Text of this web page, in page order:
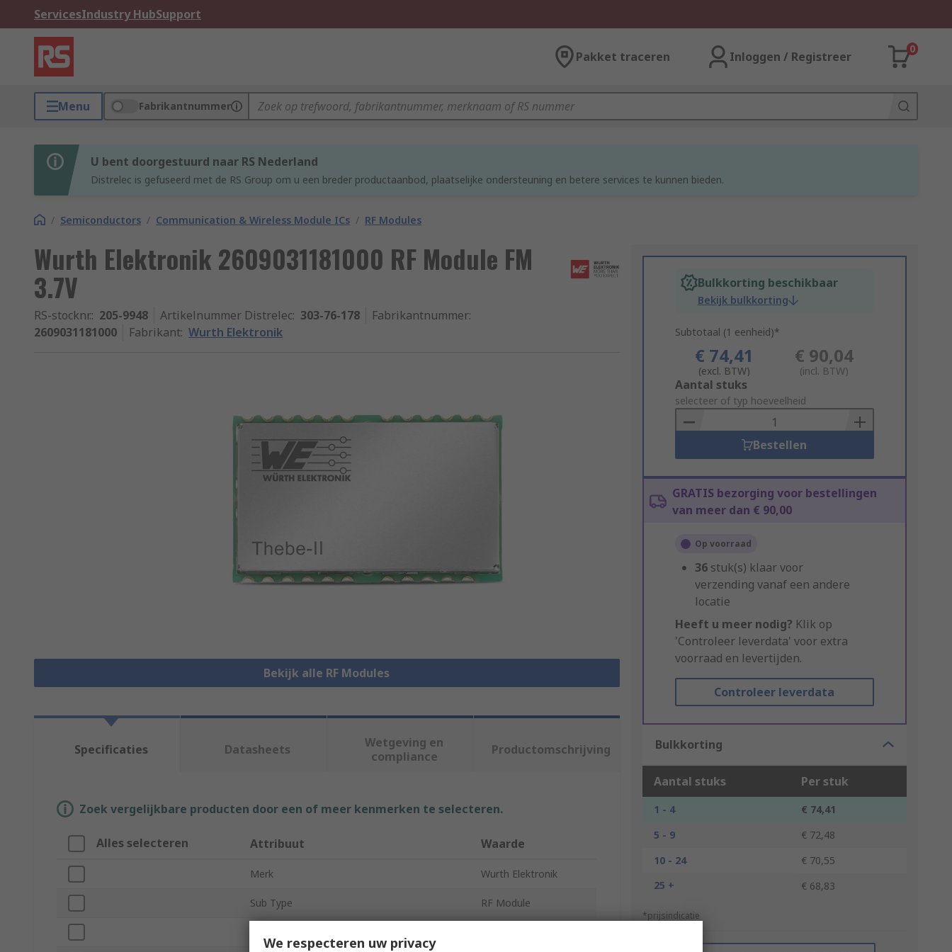
ServicesIndustry HubSupport
Pakket traceren Inloggen / Registreer
0
Menu Fabrikantnummer
U bent doorgestuurd naar RS Nederland
Distrelec is gefuseerd met de RS Group om u een breder productaanbod, plaatselijke ondersteuning en betere services te kunnen bieden.
/ Semiconductors / Communication & Wireless Module ICs / RF Modules
Wurth Elektronik 2609031181000 RF Module FM
3.7V
RS-stocknr.: 205-9948 Artikelnummer Distrelec: 303-76-178 Fabrikantnummer:
2609031181000
Fabrikant: Wurth Elektronik
Bekijk alle RF Modules
Bulkkorting beschikbaar
Bekijk bulkkorting
Subtotaal (1 eenheid)*
€ 74,41
(excl. BTW)
€ 90,04
(incl. BTW)
Add
to
Basket
Aantal stuks
selecteer of typ hoeveelheid
Bestellen
GRATIS bezorging voor bestellingen
van meer dan € 90,00
Op voorraad
36 stuk(s) klaar voor
verzending vanaf een andere
locatie
Heeft u meer nodig? Klik op
'Controleer leverdata' voor extra
voorraad en levertijden.
Controleer leverdata
Bulkkorting
Aantal stuks Per stuk
1 - 4
€ 74,41
5 - 9
€ 72,48
10 - 24
€ 70,55
25 +
€ 68,83
*prijsindicatie
Specificaties Datasheets
Wetgeving en
compliance
Productomschrijving
Zoek vergelijkbare producten door een of meer kenmerken te selecteren.
Alles selecteren Attribuut Waarde
Merk Wurth Elektronik
Sub Type RF Module
We respecteren uw privacy